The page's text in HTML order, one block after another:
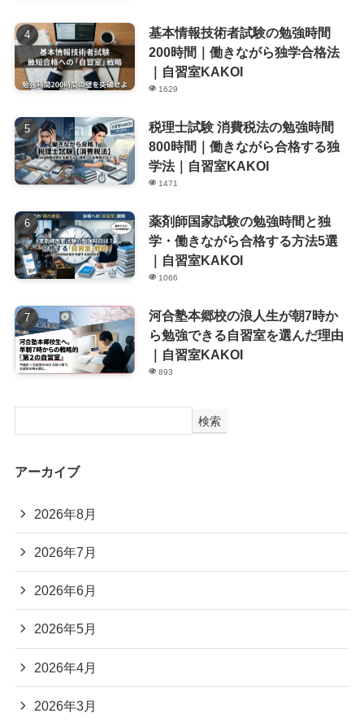
基本情報技術者試験の勉強時間
200時間｜働きながら独学合格法
｜自習室KAKOI
1629
税理士試験 消費税法の勉強時間
800時間｜働きながら合格する独
学法｜自習室KAKOI
1471
薬剤師国家試験の勉強時間と独
学・働きながら合格する方法5選
｜自習室KAKOI
1066
河合塾本郷校の浪人生が朝7時か
ら勉強できる自習室を選んだ理由
｜自習室KAKOI
893
検索
アーカイブ
2026年8月
2026年7月
2026年6月
2026年5月
2026年4月
2026年3月